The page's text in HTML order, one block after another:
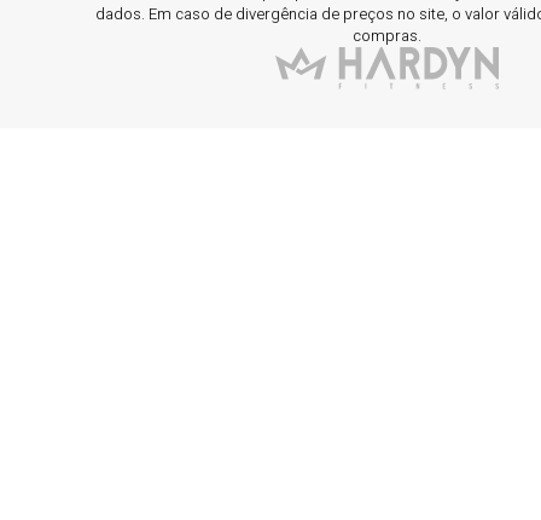
dados. Em caso de divergência de preços no site, o valor
compras.